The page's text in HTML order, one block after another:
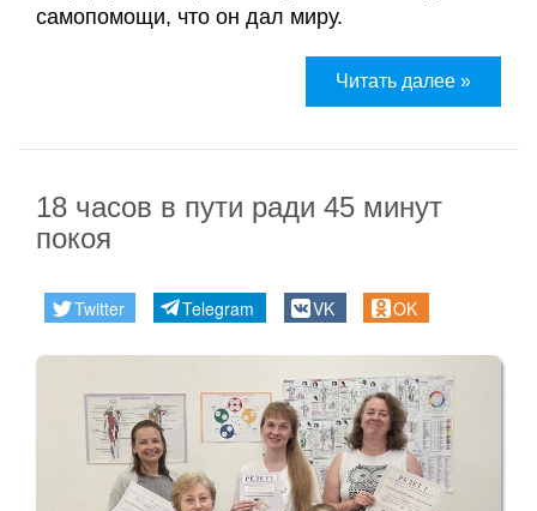
самопомощи, что он дал миру.
Читать далее »
18 часов в пути ради 45 минут
покоя
Twitter Telegram VK OK